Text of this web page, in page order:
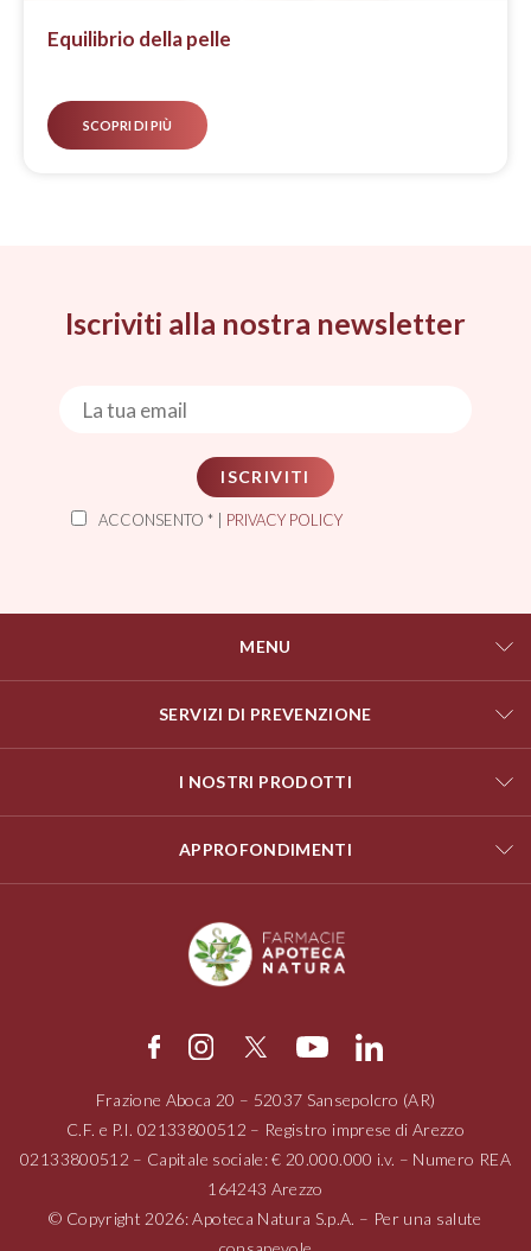
Equilibrio della pelle
SCOPRI DI PIÙ
Iscriviti alla nostra newsletter
ISCRIVITI
ACCONSENTO * | PRIVACY POLICY
MENU
SERVIZI DI PREVENZIONE
I NOSTRI PRODOTTI
APPROFONDIMENTI
Frazione Aboca 20 – 52037 Sansepolcro (AR)
C.F. e P.I.02133800512 – Registro imprese di Arezzo
02133800512 – Capitale sociale: € 20.000.000 i.v. – Numero REA
164243 Arezzo
© Copyright 2026: Apoteca Natura S.p.A. – Per una salute